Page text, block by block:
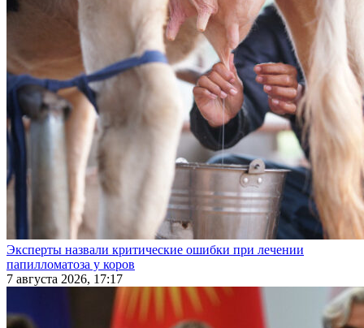
Эксперты назвали критические ошибки при лечении
папилломатоза у коров
7 августа 2026, 17:17